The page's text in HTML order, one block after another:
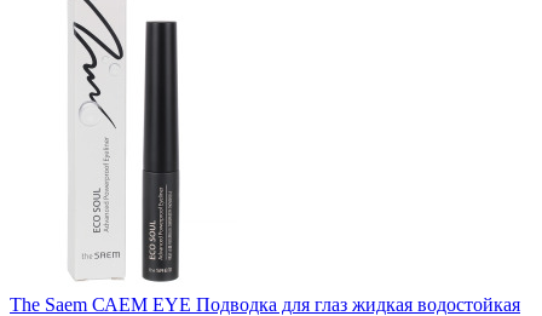
The Saem САЕМ EYE Подводка для глаз жидкая водостойкая